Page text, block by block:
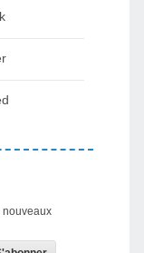
nouveaux